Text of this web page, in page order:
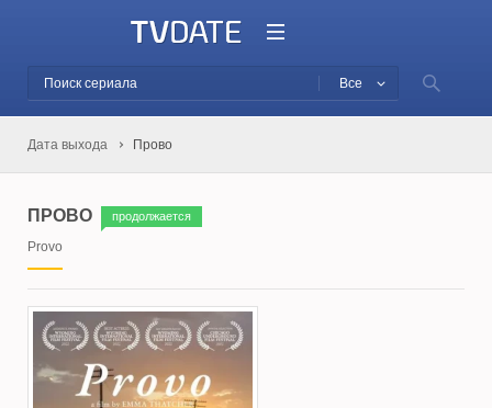
Все
Дата выхода Прово
ПРОВО продолжается
Provo